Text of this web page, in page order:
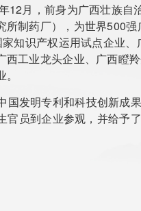
12月，前身为广西壮族自
所制药厂），为世界500强
知识产权运用试点企业、
西工业龙头企业、广西瞪
发明专利和科技创新成果
官员到企业参观，并给予